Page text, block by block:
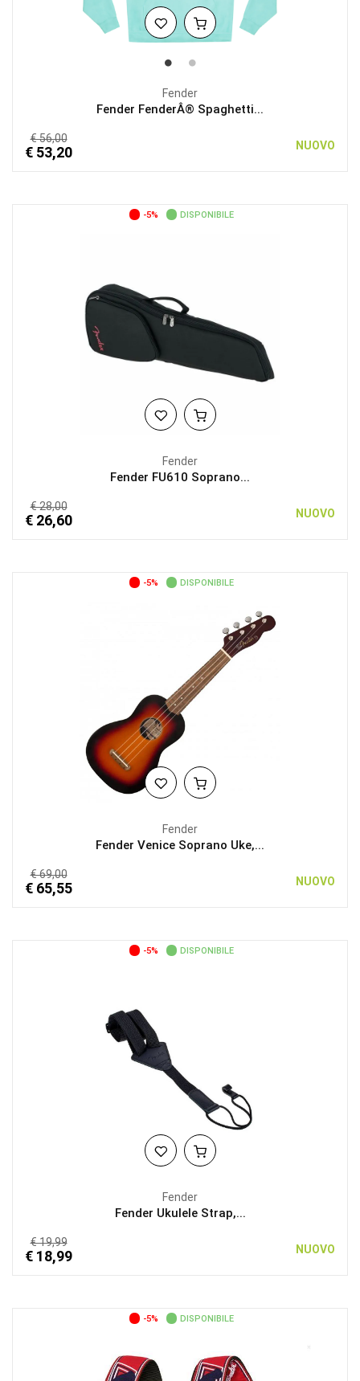
Fender
Fender FenderÂ® Spaghetti...
€ 56,00
€ 53,20 NUOVO
-5% DISPONIBILE
Fender
Fender FU610 Soprano...
€ 28,00
€ 26,60 NUOVO
-5% DISPONIBILE
Fender
Fender Venice Soprano Uke,...
€ 69,00
€ 65,55 NUOVO
-5% DISPONIBILE
Fender
Fender Ukulele Strap,...
€ 19,99
€ 18,99 NUOVO
-5% DISPONIBILE